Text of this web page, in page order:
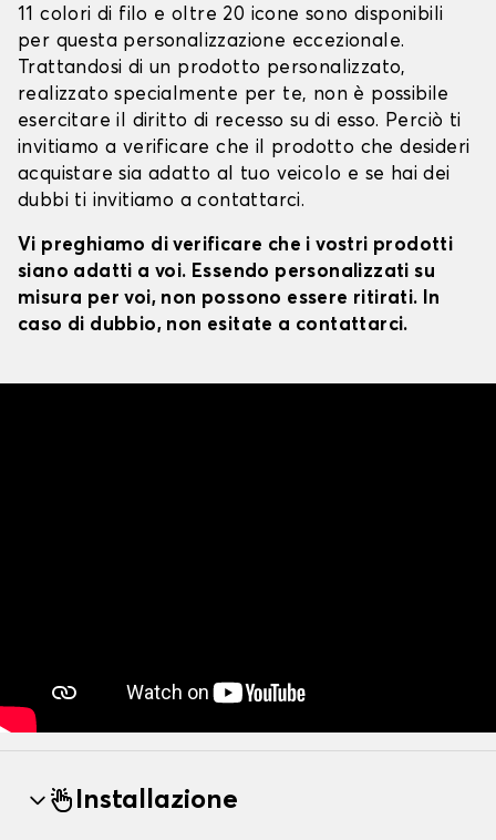
11 colori di filo e oltre 20 icone sono disponibili
per questa personalizzazione eccezionale.
Trattandosi di un prodotto personalizzato,
realizzato specialmente per te, non è possibile
esercitare il diritto di recesso su di esso. Perciò ti
invitiamo a verificare che il prodotto che desideri
acquistare sia adatto al tuo veicolo e se hai dei
dubbi ti invitiamo a contattarci.
Vi preghiamo di verificare che i vostri prodotti
siano adatti a voi. Essendo personalizzati su
misura per voi, non possono essere ritirati. In
caso di dubbio, non esitate a contattarci.
Installazione